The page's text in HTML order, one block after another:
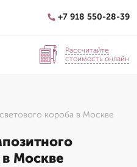
+7 918 550-28-39
Рассчитайте
стоимость онлайн
короба в Москве
в Москве